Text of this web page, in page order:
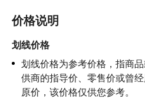
3.禁止孕妇、患有高血压、心脏病
患者及严重恐高、体质较弱的游客
隐瞒前述情况参加项目发生意外的
给旅行社造成损失的，还需对旅行社
4.因本产品内可能包含多个旅游项
服工作人员沟通了解本产品内各项
体重等准入要求，否则预订失败或预
价格说明
划线价格
划线价格为参考价格，指商
供商的指导价、零售价或曾
原价，该价格仅供您参考。